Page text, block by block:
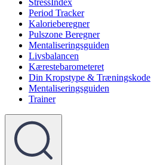
StressIndex
Period Tracker
Kalorieberegner
Pulszone Beregner
Mentaliseringsguiden
Livsbalancen
Kærestebarometeret
Din Kropstype & Træningskode
Mentaliseringsguiden
Trainer